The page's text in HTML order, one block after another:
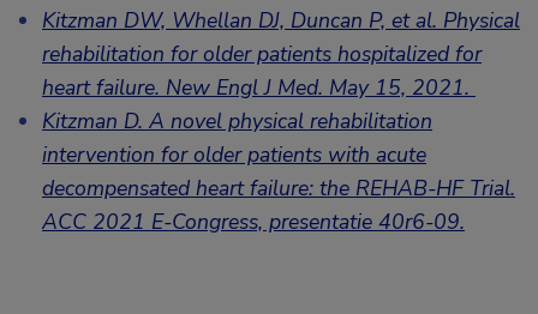
Kitzman DW, Whellan DJ, Duncan P, et al. Physical
rehabilitation for older patients hospitalized for
heart failure. New Engl J Med. May 15, 2021.
Kitzman D. A novel physical rehabilitation
intervention for older patients with acute
decompensated heart failure: the REHAB-HF Trial.
ACC 2021 E-Congress, presentatie 40r6-09.